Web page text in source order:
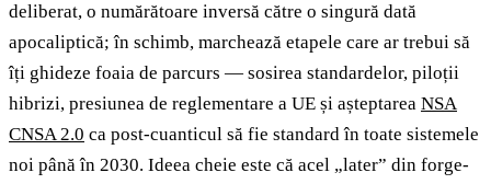
deliberat, o numărătoare inversă către o singură dată
apocaliptică; în schimb, marchează etapele care ar trebui să
îți ghideze foaia de parcurs — sosirea standardelor, piloții
hibrizi, presiunea de reglementare a UE și așteptarea NSA
CNSA 2.0 ca post-cuanticul să fie standard în toate sistemele
noi până în 2030. Ideea cheie este că acel „later” din forge-